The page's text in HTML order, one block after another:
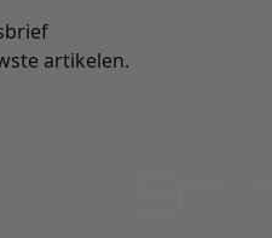
artikelen.